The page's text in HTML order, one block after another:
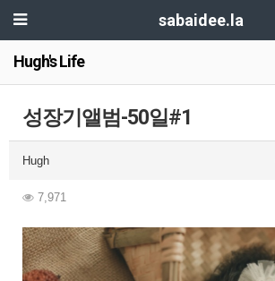
sabaidee.la
Hugh's Life
성장기앨범-50일#1
Hugh
7,971